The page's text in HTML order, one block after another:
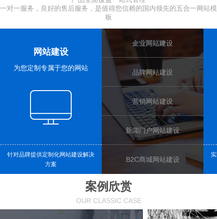
一对一服务，良好的售后服务，是值得您信赖的国内领先的五合一网站模
板
网站建设
为您定制专属于您的网站
针对品牌提供定制化网站建设解决
方案
企业网站建设
品牌网站建设
营销网站建设
新闻门户网站建设
B2C商城网站建设
案例欣赏
OUR CLASSIC CASE